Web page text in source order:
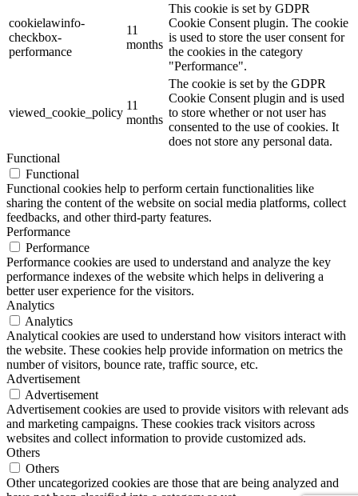
cookielawinfo-
checkbox-
performance
11
months
This cookie is set by GDPR
Cookie Consent plugin. The cookie
is used to store the user consent for
the cookies in the category
"Performance".
viewed_cookie_policy
11
months
The cookie is set by the GDPR
Cookie Consent plugin and is used
to store whether or not user has
consented to the use of cookies. It
does not store any personal data.
Functional
Functional
Functional cookies help to perform certain functionalities like
sharing the content of the website on social media platforms, collect
feedbacks, and other third-party features.
Performance
Performance
Performance cookies are used to understand and analyze the key
performance indexes of the website which helps in delivering a
better user experience for the visitors.
Analytics
Analytics
Analytical cookies are used to understand how visitors interact with
the website. These cookies help provide information on metrics the
number of visitors, bounce rate, traffic source, etc.
Advertisement
Advertisement
Advertisement cookies are used to provide visitors with relevant ads
and marketing campaigns. These cookies track visitors across
websites and collect information to provide customized ads.
Others
Others
Other uncategorized cookies are those that are being analyzed and